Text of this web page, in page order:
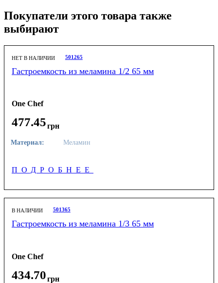
Покупатели этого товара также
выбирают
НЕТ В НАЛИЧИИ 501265
Гастроемкость из меламина 1/2 65 мм
One Chef
477.45грн
Материал: Меламин
ПОДРОБНЕЕ
В НАЛИЧИИ 501365
Гастроемкость из меламина 1/3 65 мм
One Chef
434.70грн